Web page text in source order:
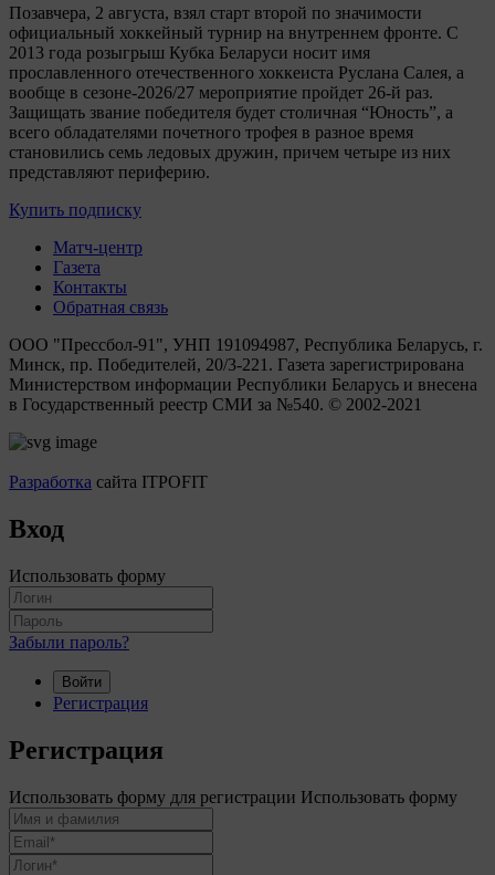
Позавчера, 2 августа, взял старт второй по значимости
официальный хоккейный турнир на внутреннем фронте. C
2013 года розыгрыш Кубка Беларуси носит имя
прославленного отечественного хоккеиста Руслана Салея, а
вообще в сезоне-2026/27 мероприятие пройдет 26-й раз.
Защищать звание победителя будет столичная “Юность”, а
всего обладателями почетного трофея в разное время
становились семь ледовых дружин, причем четыре из них
представляют периферию.
Купить подписку
Матч-центр
Газета
Контакты
Обратная связь
ООО "Прессбол-91", УНП 191094987, Республика Беларусь, г.
Минск, пр. Победителей, 20/3-221. Газета зарегистрирована
Министерством информации Республики Беларусь и внесена
в Государственный реестр СМИ за №540. © 2002-2021
Разработка сайта ITPOFIT
Вход
Использовать форму
Забыли пароль?
Войти
Регистрация
Регистрация
Использовать форму для регистрации Использовать форму